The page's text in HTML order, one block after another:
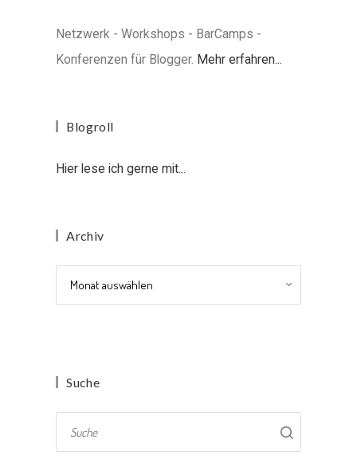
Netzwerk - Workshops - BarCamps -
Konferenzen für Blogger. Mehr erfahren...
Blogroll
Hier lese ich gerne mit...
Archiv
Suche